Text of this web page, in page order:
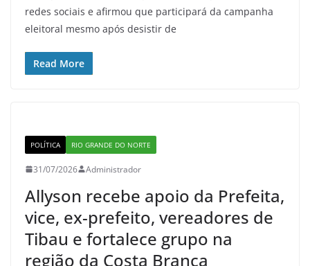
redes sociais e afirmou que participará da campanha
eleitoral mesmo após desistir de
Read More
POLÍTICA RIO GRANDE DO NORTE
31/07/2026 Administrador
Allyson recebe apoio da Prefeita,
vice, ex-prefeito, vereadores de
Tibau e fortalece grupo na
região da Costa Branca